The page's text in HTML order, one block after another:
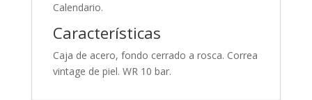
Calendario.
Características
Caja de acero, fondo cerrado a rosca. Correa
vintage de piel. WR 10 bar.